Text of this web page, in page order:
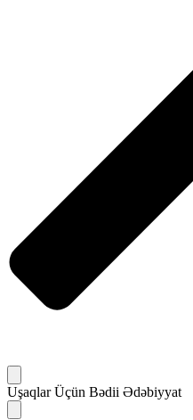
Uşaqlar Üçün Bədii Ədəbiyyat